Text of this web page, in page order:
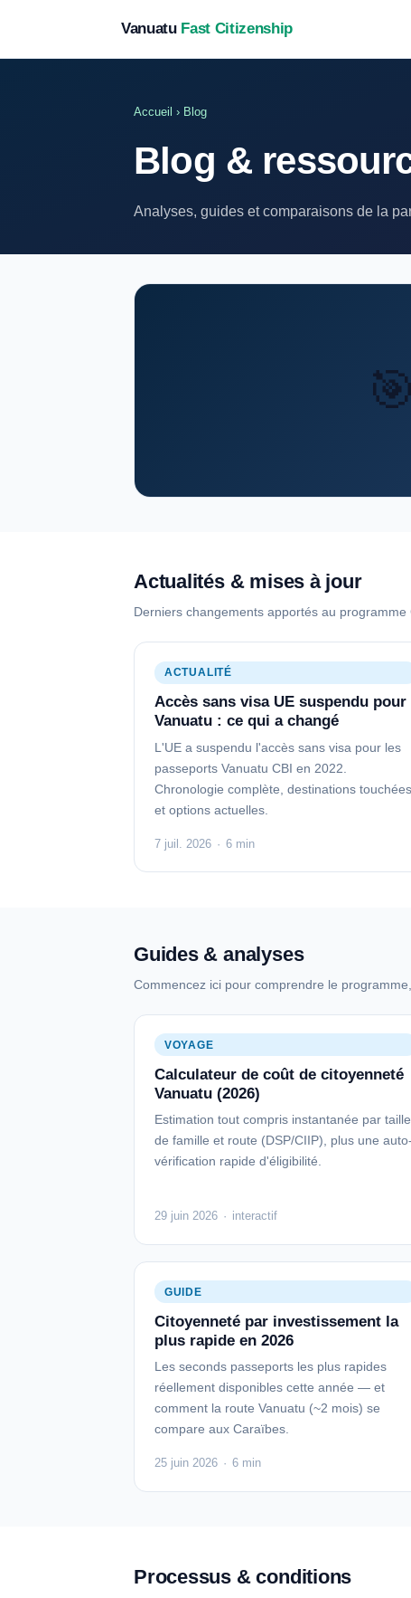
Vanuatu Fast Citizenship
Accueil › Blog
Blog &
Analyses, guides et comparaisons de la
🎯
Actualités & mises à jour
Derniers changements apportés au programme
ACTUALITÉ
Accès sans visa UE suspendu pour
Vanuatu : ce qui a changé
L'UE a suspendu l'accès sans visa pour les
passeports Vanuatu CBI en 2022.
Chronologie complète, destinations touchées
et options actuelles.
7 juil. 2026 · 6 min
Guides & analyses
Commencez ici pour comprendre le
VOYAGE
Calculateur de coût de citoyenneté
Vanuatu (2026)
Estimation tout compris instantanée par taille
de famille et route (DSP/CIIP), plus une auto-
vérification rapide d'éligibilité.
29 juin 2026 · interactif
GUIDE
Citoyenneté par investissement la
plus rapide en 2026
Les seconds passeports les plus rapides
réellement disponibles cette année — et
comment la route Vanuatu (~2 mois) se
compare aux Caraïbes.
25 juin 2026 · 6 min
Processus & conditions